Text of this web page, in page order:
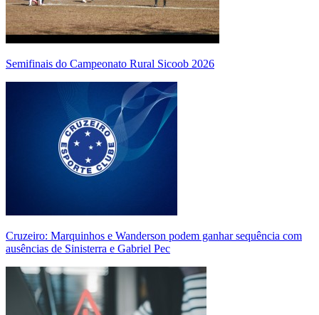
Semifinais do Campeonato Rural Sicoob 2026
Cruzeiro: Marquinhos e Wanderson podem ganhar sequência com
ausências de Sinisterra e Gabriel Pec